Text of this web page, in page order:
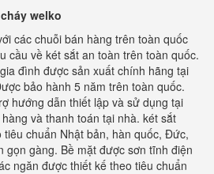
welko
các chuỗi bán hàng trên toàn quốc
cầu về két sắt an toàn trên toàn quốc.
đình được sản xuất chính hãng tại
bảo hành 5 năm trên toàn quốc.
hướng dẫn thiết lập và sử dụng tại
và thanh toán tại nhà. két sắt
tiêu chuẩn Nhật bản, hàn quốc, Đức,
gọn gàng. Bề mặt được sơn tĩnh điện
ngăn được thiết kế theo tiêu chuẩn